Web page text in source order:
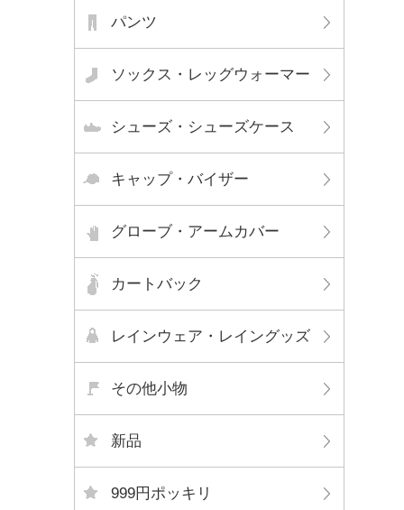
パンツ
ソックス・レッグウォーマー
シューズ・シューズケース
キャップ・バイザー
グローブ・アームカバー
カートバック
レインウェア・レイングッズ
その他小物
新品
999円ポッキリ